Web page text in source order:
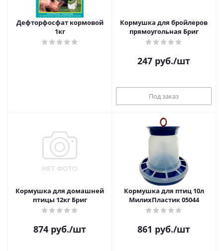
Дефторфосфат кормовой
1кг
Кормушка для бройлеров
прямоугольная Бриг
247 руб./шт
Под заказ
Кормушка для домашней
птицы 12кг Бриг
874 руб./шт
Кормушка для птиц 10л
МилихПластик 05044
861 руб./шт